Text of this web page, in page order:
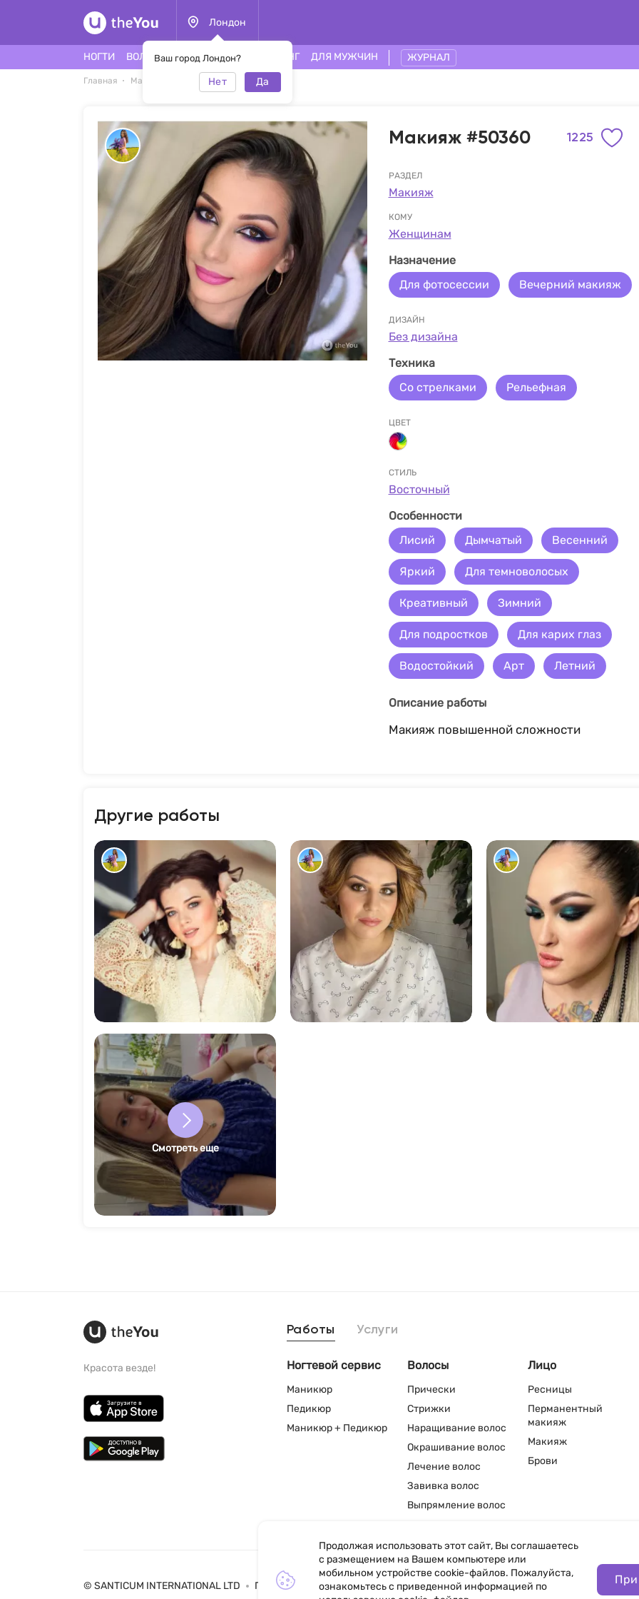
Лондон
Ваш город Лондон?
Нет Да
НОГТИ ВОЛОСЫ ЛИЦО ТАТУ ПИРСИНГ ДЛЯ МУЖЧИН ЖУРНАЛ
Главная Макияж Макияж #50360
Макияж #50360 1225
РАЗДЕЛ
Макияж
КОМУ
Женщинам
Назначение
Для фотосессии
Вечерний макияж
ДИЗАЙН
Без дизайна
Техника
Со стрелками
Рельефная
ЦВЕТ
СТИЛЬ
Восточный
Особенности
Лисий
Дымчатый Весенний
Яркий Для темноволосых
Креативный Зимний
Для подростков Для карих глаз
Водостойкий Арт Летний
Описание работы
Макияж повышенной сложности
Другие работы
777 1254
Смотреть еще
Красота везде!
Работы Услуги
Ногтевой сервис
Маникюр
Педикюр
Маникюр + Педикюр
Волосы
Прически
Стрижки
Наращивание волос
Окрашивание волос
Лечение волос
Завивка волос
Выпрямление волос
Лицо
Ресницы
Перманентный
макияж
Макияж
Брови
© SANTICUM INTERNATIONAL LTD Политика конфиденциальности
Продолжая использовать этот сайт, Вы соглашаетесь
с размещением на Вашем компьютере или
мобильном устройстве cookie-файлов. Пожалуйста,
ознакомьтесь с приведенной информацией по